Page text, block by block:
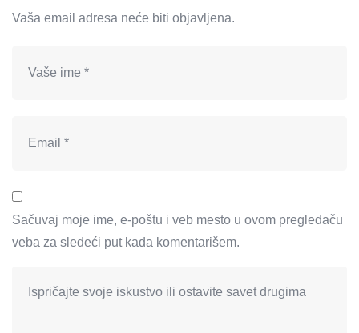
Vaša email adresa neće biti objavljena.
Sačuvaj moje ime, e-poštu i veb mesto u ovom pregledaču
veba za sledeći put kada komentarišem.